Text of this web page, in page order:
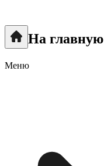
На главную
Меню